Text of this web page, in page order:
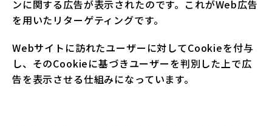
ンに関する広告が表示されたのです。これがWeb広告
を用いたリターゲティングです。
Webサイトに訪れたユーザーに対してCookieを付与
し、そのCookieに基づきユーザーを判別した上で広
告を表示させる仕組みになっています。